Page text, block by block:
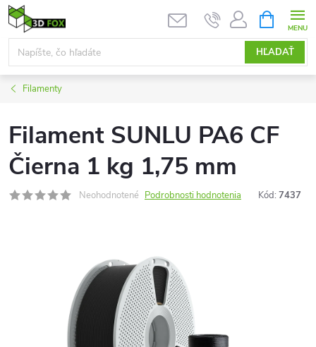
Prejsť
na
obsah
HĽADAŤ
KOŠÍK
Filamenty
Filament SUNLU PA6 CF
Čierna 1 kg 1,75 mm
Neohodnotené Podrobnosti hodnotenia Kód: 7437